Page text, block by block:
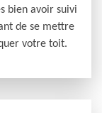
bien avoir suivi
de se mettre
votre toit.